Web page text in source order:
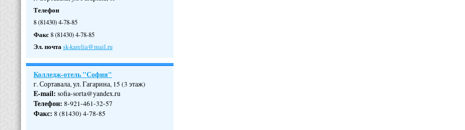
Телефон
8 (81430) 4-78-85
Факс8 (81430) 4-78-85
Эл. почтаsk-karelia@mail.ru
Колледж-отель "София"
г. Сортавала, ул. Гагарина, 15 (3 этаж)
E-mail: sofia-sorta@yandex.ru
Телефон: 8-921-461-32-57
Факс: 8 (81430) 4-78-85